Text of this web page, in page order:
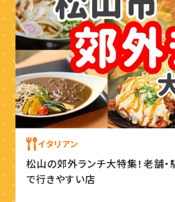
イタリアン
松山の郊外ランチ大特集！老舗
で行きやすい店